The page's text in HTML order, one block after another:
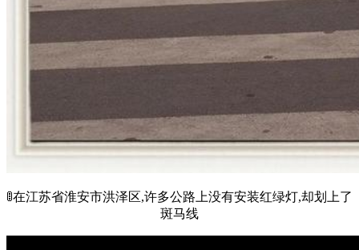
🚦在江苏省淮安市洪泽区,许多公路上没有安装红绿灯,却划上了
斑马线